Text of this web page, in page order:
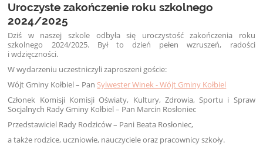
Uroczyste zakończenie roku szkolnego
2024/2025
Dziś w naszej szkole odbyła się uroczystość zakończenia roku
szkolnego 2024/2025. Był to dzień pełen wzruszeń, radości
i wdzięczności.
W wydarzeniu uczestniczyli zaproszeni goście:
Wójt Gminy Kołbiel – Pan Sylwester Winek - Wójt Gminy Kołbiel
Członek Komisji Komisji Oświaty, Kultury, Zdrowia, Sportu i Spraw
Socjalnych Rady Gminy Kołbiel – Pan Marcin Rosłoniec
Przedstawiciel Rady Rodziców – Pani Beata Rosłoniec,
a także rodzice, uczniowie, nauczyciele oraz pracownicy szkoły.